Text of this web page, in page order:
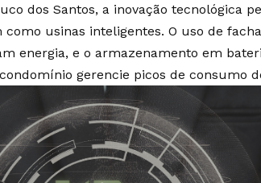
dos Santos, a inovação tecnológica
usinas inteligentes. O uso de
energia, e o armazenamento em
gerencie picos de consumo